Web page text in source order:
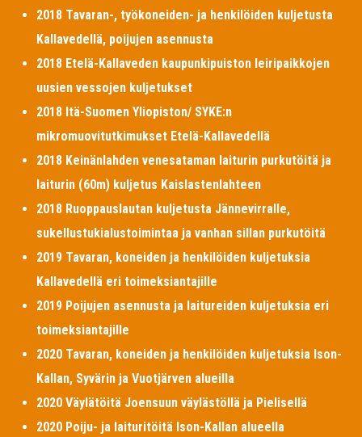
2018 Tavaran-, työkoneiden- ja henkilöiden kuljetusta
Kallavedellä, poijujen asennusta
2018 Etelä-Kallaveden kaupunkipuiston leiripaikkojen
uusien vessojen kuljetukset
2018 Itä-Suomen Yliopiston/ SYKE:n
mikromuovitutkimukset Etelä-Kallavedellä
2018 Keinänlahden venesataman laiturin purkutöitä ja
laiturin (60m) kuljetus Kaislastenlahteen
2018 Ruoppauslautan kuljetusta Jännevirralle,
sukellustukialustoimintaa ja vanhan sillan purkutöitä
2019 Tavaran, koneiden ja henkilöiden kuljetuksia
Kallavedellä eri toimeksiantajille
2019 Poijujen asennusta ja laitureiden kuljetuksia eri
toimeksiantajille
2020 Tavaran, koneiden ja henkilöiden kuljetuksia Ison-
Kallan, Syvärin ja Vuotjärven alueilla
2020 Väylätöitä Joensuun väylästöllä ja Pielisellä
2020 Poiju- ja laituritöitä Ison-Kallan alueella